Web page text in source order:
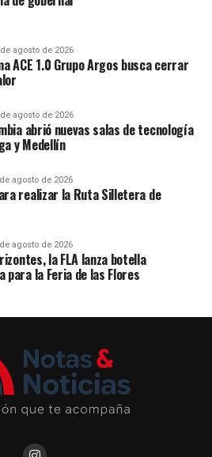
agosto de 2026
ACE 1.0 Grupo Argos busca cerrar
agosto de 2026
abrió nuevas salas de tecnología
y Medellín
agosto de 2026
realizar la Ruta Silletera de
agosto de 2026
la FLA lanza botella
para la Feria de las Flores